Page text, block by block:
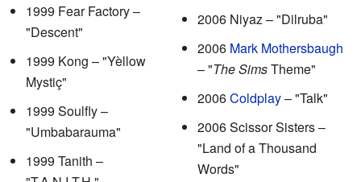
1999 Fear Factory –
"Descent"
1999 Kong – "Yèllow
Mystiç"
1999 Soulfly –
"Umbabarauma"
1999 Tanith –
2006 Niyaz – "Dilruba"
2006 Mark Mothersbaugh
– "The SimsTheme"
2006Coldplay– "Talk"
2006 Scissor Sisters –
"Land of a Thousand
Words"